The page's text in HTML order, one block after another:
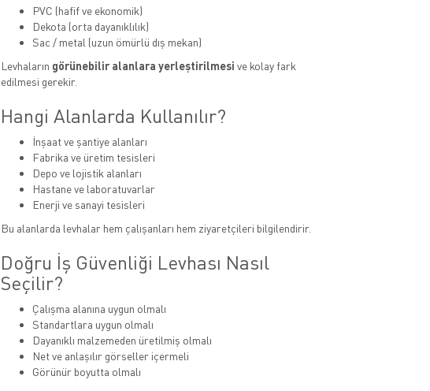
PVC (hafif ve ekonomik)
Dekota (orta dayanıklılık)
Sac / metal (uzun ömürlü dış mekan)
Levhaların görünebilir alanlara yerleştirilmesi ve kolay fark
edilmesi gerekir.
Hangi Alanlarda Kullanılır?
İnşaat ve şantiye alanları
Fabrika ve üretim tesisleri
Depo ve lojistik alanları
Hastane ve laboratuvarlar
Enerji ve sanayi tesisleri
Bu alanlarda levhalar hem çalışanları hem ziyaretçileri bilgilendirir.
Doğru İş Güvenliği Levhası Nasıl
Seçilir?
Çalışma alanına uygun olmalı
Standartlara uygun olmalı
Dayanıklı malzemeden üretilmiş olmalı
Net ve anlaşılır görseller içermeli
Görünür boyutta olmalı